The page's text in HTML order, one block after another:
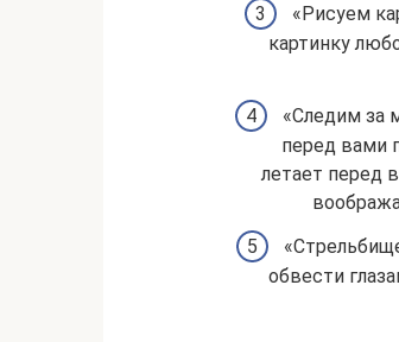
«Рисуем
картинку
«Следим за
перед вами
летает перед
обвести